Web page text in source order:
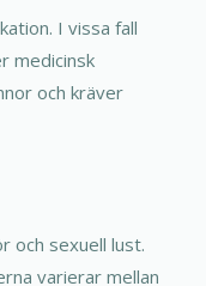
I vissa fall
medicinsk
och kräver
och sexuell lust.
varierar mellan